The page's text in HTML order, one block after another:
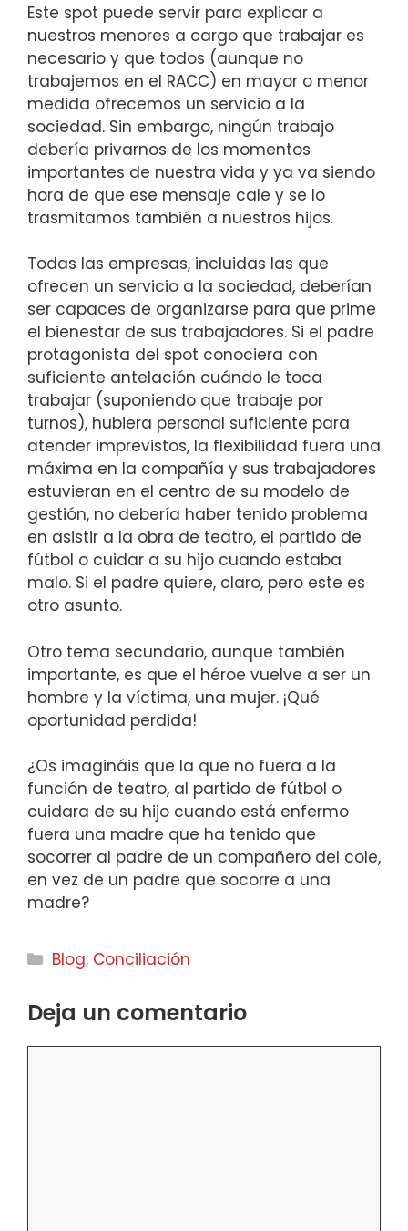
Este spot puede servir para explicar a
nuestros menores a cargo que trabajar es
necesario y que todos (aunque no
trabajemos en el RACC) en mayor o menor
medida ofrecemos un servicio a la
sociedad. Sin embargo, ningún trabajo
debería privarnos de los momentos
importantes de nuestra vida y ya va siendo
hora de que ese mensaje cale y se lo
trasmitamos también a nuestros hijos.
Todas las empresas, incluidas las que
ofrecen un servicio a la sociedad, deberían
ser capaces de organizarse para que prime
el bienestar de sus trabajadores. Si el padre
protagonista del spot conociera con
suficiente antelación cuándo le toca
trabajar (suponiendo que trabaje por
turnos), hubiera personal suficiente para
atender imprevistos, la flexibilidad fuera una
máxima en la compañía y sus trabajadores
estuvieran en el centro de su modelo de
gestión, no debería haber tenido problema
en asistir a la obra de teatro, el partido de
fútbol o cuidar a su hijo cuando estaba
malo. Si el padre quiere, claro, pero este es
otro asunto.
Otro tema secundario, aunque también
importante, es que el héroe vuelve a ser un
hombre y la víctima, una mujer. ¡Qué
oportunidad perdida!
¿Os imagináis que la que no fuera a la
función de teatro, al partido de fútbol o
cuidara de su hijo cuando está enfermo
fuera una madre que ha tenido que
socorrer al padre de un compañero del cole,
en vez de un padre que socorre a una
madre?
Categorías
Blog, Conciliación
Deja un comentario